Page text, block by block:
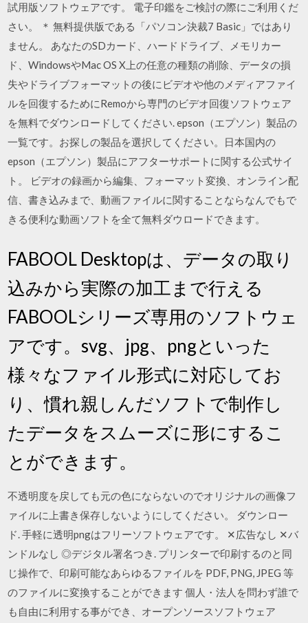
試用版ソフトウェアです。 電子印鑑をご検討の際にご利用くだ
さい。 ＊ 無料提供版である「パソコン決裁7 Basic」ではあり
ません。 あなたのSDカード、ハードドライブ、メモリカー
ド、WindowsやMac OS X上の任意の種類の削除、データの損
失やドライブフォーマットの後にビデオや他のメディアファイ
ルを回復するためにRemoから専門のビデオ回復ソフトウェア
を無料でダウンロードしてください. epson（エプソン）製品の
一覧です。お探しの製品を選択してください。日本国内の
epson（エプソン）製品にアフターサポートに関する公式サイ
ト。 ビデオの録画から編集、フォーマット変換、オンライン配
信、書き込みまで、動画ファイルに関することならなんでもで
きる便利な動画ソフトを全て無料ダウロードできます。
FABOOL Desktopは、データの取り
込みから実際の加工まで行える
FABOOLシリーズ専用のソフトウェ
アです。svg、jpg、pngといった
様々なファイル形式に対応してお
り、慣れ親しんだソフトで制作し
たデータをスムーズに形にするこ
とができます。
不透明度を戻しても元の色にならないのでオリジナルの画像フ
ァイルに上書き保存しないようにしてください。 ダウンロー
ド. 手軽に透明pngはフリーソフトウェアです。 ✕広告なし ✕バ
ンドルなし ◎デジタル署名つき. プリンターで印刷するのと同
じ操作で、印刷可能なあらゆるファイルを PDF, PNG, JPEG 等
のファイルに変換することができます 個人・法人を問わず誰で
も自由に利用する事ができ、オープンソースソフトウェア